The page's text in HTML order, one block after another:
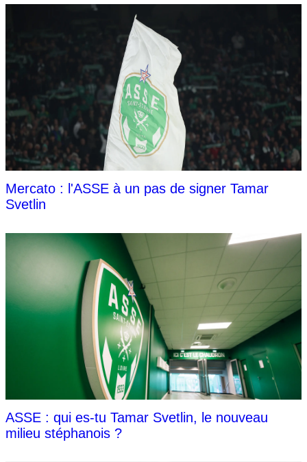
Mercato : l'ASSE à un pas de signer Tamar
Svetlin
ASSE : qui es-tu Tamar Svetlin, le nouveau
milieu stéphanois ?